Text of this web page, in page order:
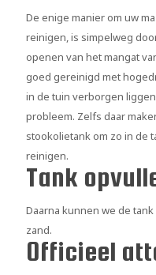
De enige manier om uw
reinigen, is simpelweg
openen van het mangat
goed gereinigd met
in de tuin verborgen
probleem. Zelfs daar
stookolietank om zo in de
reinigen.
Tank
Daarna kunnen we de
zand.
Officieel